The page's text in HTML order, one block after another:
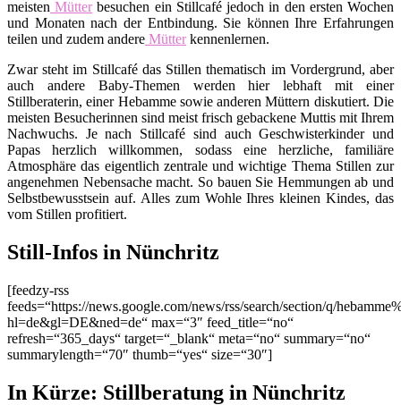
meisten Mütterbesuchen ein Stillcafé jedoch in den ersten Wochen
und Monaten nach der Entbindung. Sie können Ihre Erfahrungen
teilen und zudem andere Mütterkennenlernen.
Zwar steht im Stillcafé das Stillen thematisch im Vordergrund, aber
auch andere Baby-Themen werden hier lebhaft mit einer
Stillberaterin, einer Hebamme sowie anderen Müttern diskutiert. Die
meisten Besucherinnen sind meist frisch gebackene Muttis mit Ihrem
Nachwuchs. Je nach Stillcafé sind auch Geschwisterkinder und
Papas herzlich willkommen, sodass eine herzliche, familiäre
Atmosphäre das eigentlich zentrale und wichtige Thema Stillen zur
angenehmen Nebensache macht. So bauen Sie Hemmungen ab und
Selbstbewusstsein auf. Alles zum Wohle Ihres kleinen Kindes, das
vom Stillen profitiert.
Still-Infos in Nünchritz
[feedzy-rss
feeds=“https://news.google.com/news/rss/search/section/q/
hl=de&gl=DE&ned=de“ max=“3″ feed_title=“no“
refresh=“365_days“ target=“_blank“ meta=“no“ summary=“no“
summarylength=“70″ thumb=“yes“ size=“30″]
In Kürze: Stillberatung in Nünchritz